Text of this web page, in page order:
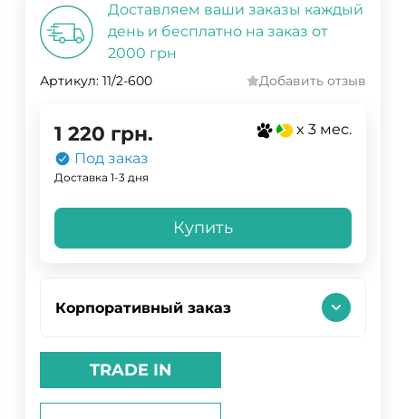
Доставляем ваши заказы каждый
день и бесплатно на заказ от
2000 грн
Артикул: 11/2-600 Добавить отзыв
1 220 грн.
x 3 мес.
Под заказ
Доставка 1-3 дня
Купить
Корпоративный заказ
TRADE IN